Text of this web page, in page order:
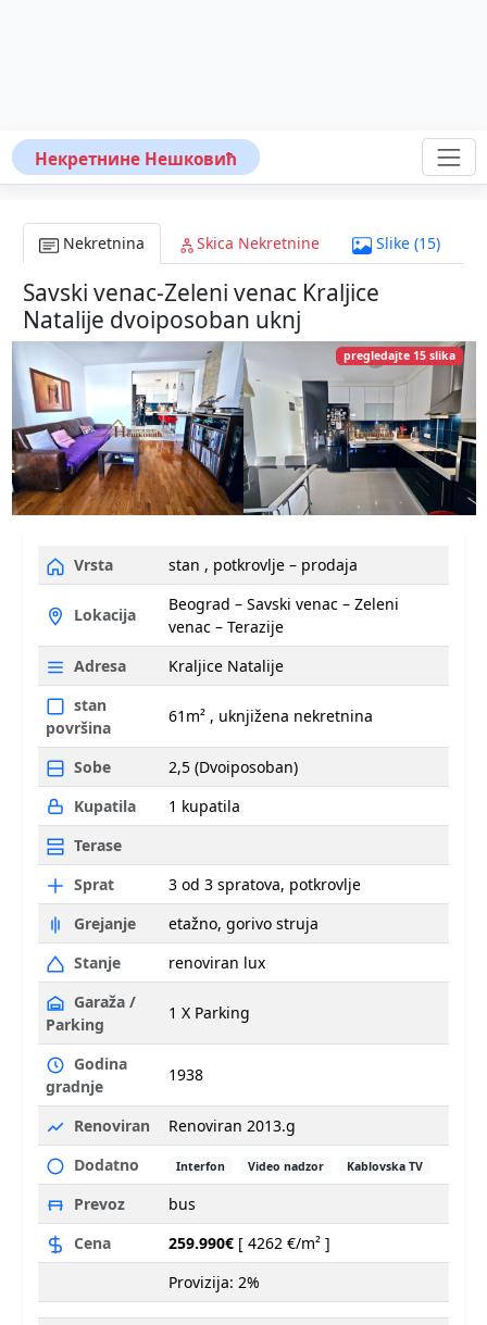
Некретнине Нешковић
Nekretnina Skica Nekretnine Slike (15)
Savski venac-Zeleni venac Kraljice
Natalije dvoiposoban uknj
pregledajte 15 slika
Vrsta stan , potkrovlje – prodaja
Lokacija
Beograd – Savski venac – Zeleni
venac – Terazije
Adresa
Kraljice Natalije
stan
površina
61m² , uknjižena nekretnina
Sobe
2,5 (Dvoiposoban)
Kupatila
1 kupatila
Terase
Sprat
3 od 3 spratova, potkrovlje
Grejanje
etažno, gorivo struja
Stanje
renoviran lux
Garaža /
Parking
1 X Parking
Godina
gradnje
1938
Renoviran
Renoviran 2013.g
Dodatno
Interfon Video nadzor Kablovska TV
Prevoz
bus
Cena
259.990€ [ 4262 €/m² ]
Provizija: 2%